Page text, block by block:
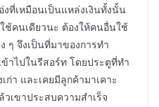
ที่เหมือนเป็นแหล่งเงินทั้งนั้น
ช้คนเดียวนะ ต้องให้คนอื่นใช้
ๆ จึงเป็นที่มาของการทำ
าไปในรีสอร์ท โดยประตูที่ทำ
ก่า และเคยมีลูกค้ามาเคาะ
เขาประสบความสำเร็จ